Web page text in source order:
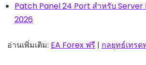
Patch Panel 24 Port สำหรับ
2026
อ่านเพิ่มเติม: EA Forex ฟรี | กลยุทธ์เทรด